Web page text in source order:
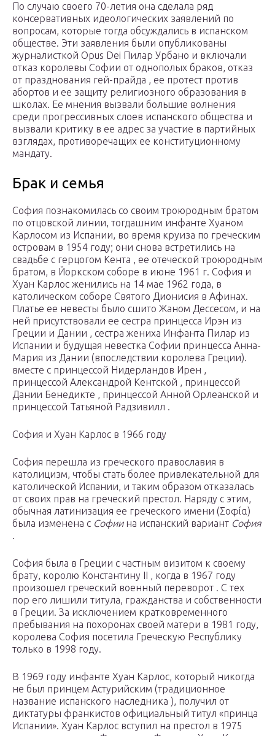
По случаю своего 70-летия она сделала ряд
консервативных идеологических заявлений по
вопросам, которые тогда обсуждались в испанском
обществе. Эти заявления были опубликованы
журналисткой Opus Dei Пилар Урбано и включали
отказ королевы Софии от однополых браков, отказ
от празднования гей-прайда , ее протест против
абортов и ее защиту религиозного образования в
школах. Ее мнения вызвали большие волнения
среди прогрессивных слоев испанского общества и
вызвали критику в ее адрес за участие в партийных
взглядах, противоречащих ее конституционному
мандату.
Брак и семья
София познакомилась со своим троюродным братом
по отцовской линии, тогдашним инфанте Хуаном
Карлосом из Испании, во время круиза по греческим
островам в 1954 году; они снова встретились на
свадьбе с герцогом Кента , ее отеческой троюродным
братом, в Йоркском соборе в июне 1961 г. София и
Хуан Карлос женились на 14 мае 1962 года, в
католическом соборе Святого Дионисия в Афинах.
Платье ее невесты было сшито Жаном Дессесом, и на
ней присутствовали ее сестра принцесса Ирэн из
Греции и Дании , сестра жениха Инфанта Пилар из
Испании и будущая невестка Софии принцесса Анна-
Мария из Дании (впоследствии королева Греции).
вместе с принцессой Нидерландов Ирен ,
принцессой Александрой Кентской , принцессой
Дании Бенедикте , принцессой Анной Орлеанской и
принцессой Татьяной Радзивилл .
София и Хуан Карлос в 1966 году
София перешла из греческого православия в
католицизм, чтобы стать более привлекательной для
католической Испании, и таким образом отказалась
от своих прав на греческий престол. Наряду с этим,
обычная латинизация ее греческого имени (Σοφία)
была изменена с Софиина испанский вариант София
.
София была в Греции с частным визитом к своему
брату, королю Константину II , когда в 1967 году
произошел греческий военный переворот . С тех
пор его лишили титула, гражданства и собственности
в Греции. За исключением кратковременного
пребывания на похоронах своей матери в 1981 году,
королева София посетила Греческую Республику
только в 1998 году.
В 1969 году инфанте Хуан Карлос, который никогда
не был принцем Астурийским (традиционное
название испанского наследника ), получил от
диктатуры франкистов официальный титул «принца
Испании». Хуан Карлос вступил на престол в 1975